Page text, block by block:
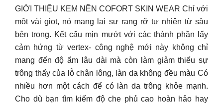
GIỚI THIỆU KEM NỀN COFORT SKIN WEAR Chỉ với
một vài giọt, nó mang lại sự rạng rỡ tự nhiên từ sâu
bên trong. Kết cấu mịn mướt với các thành phần lấy
cảm hứng từ vertex- công nghệ mới này không chỉ
mang đến độ ẩm lâu dài mà còn làm giảm thiểu sự
trông thấy của lỗ chân lông, làn da không đều màu Có
nhiều hơn một cách để có làn da trông khỏe mạnh.
Cho dù bạn tìm kiếm độ che phủ cao hoàn hảo hay